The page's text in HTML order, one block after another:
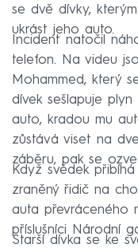
se dvě dívky,
ukrást jeho auto.
Incident natočil
telefon. Na videu
Mohammed, který
dívek sešlapuje
auto, kradou mu
zůstává viset na
záběru, pak se
Když svědek
zraněný řidič na
auta převráceného
příslušníci Národní
Starší dívka se ke